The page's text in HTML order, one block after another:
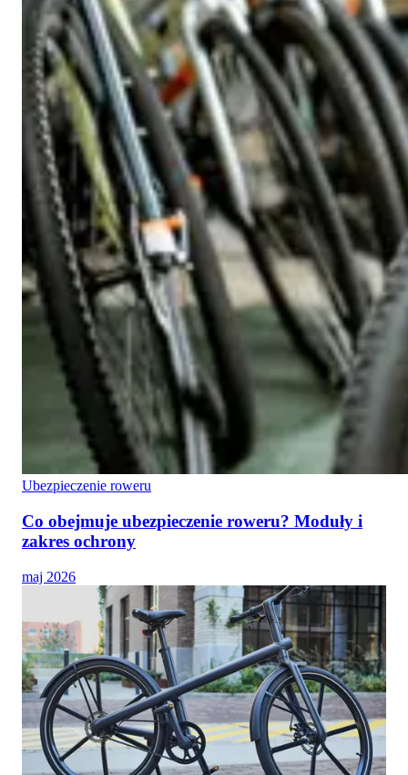
Ubezpieczenie roweru
Co obejmuje ubezpieczenie roweru? Moduły i
zakres ochrony
maj 2026